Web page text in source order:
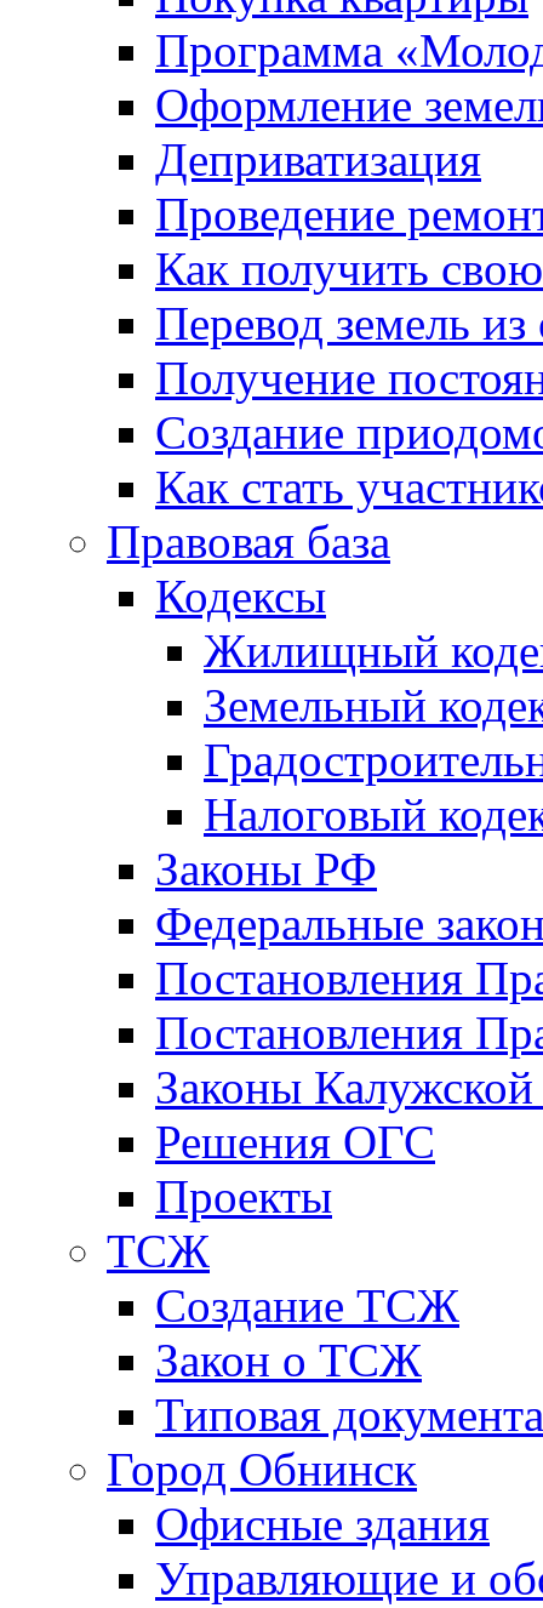
Программа
Оформление
Деприватизация
Проведение
Как получить
Перевод земель
Получение
Создание
Как стать
Правовая база
Кодексы
Жилищный
Земельный
Налоговый
Законы РФ
Федеральные
Постановления
Постановления
Законы Калужской
Решения ОГС
Проекты
ТСЖ
Создание ТСЖ
Закон о ТСЖ
Типовая
Город Обнинск
Офисные здания
Управляющие и